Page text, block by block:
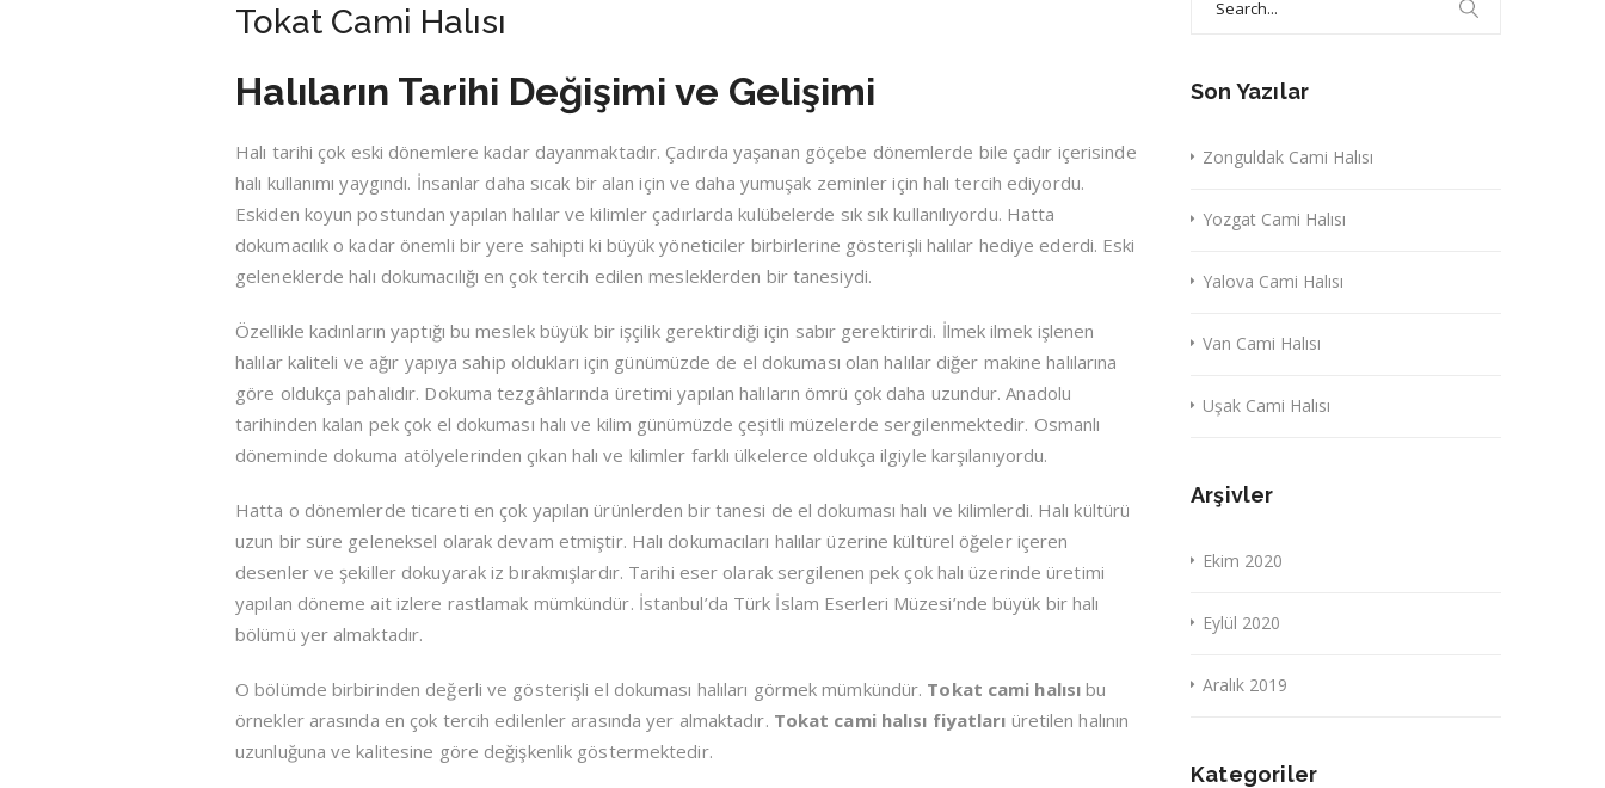
Tokat Cami Halısı
Halıların Tarihi Değişimi ve Gelişimi
Halı tarihi çok eski dönemlere kadar dayanmaktadır. Çadırda yaşanan göçebe dönemlerde bile çadır içerisinde
halı kullanımı yaygındı. İnsanlar daha sıcak bir alan için ve daha yumuşak zeminler için halı tercih ediyordu.
Eskiden koyun postundan yapılan halılar ve kilimler çadırlarda kulübelerde sık sık kullanılıyordu. Hatta
dokumacılık o kadar önemli bir yere sahipti ki büyük yöneticiler birbirlerine gösterişli halılar hediye ederdi. Eski
geleneklerde halı dokumacılığı en çok tercih edilen mesleklerden bir tanesiydi.
Özellikle kadınların yaptığı bu meslek büyük bir işçilik gerektirdiği için sabır gerektirirdi. İlmek ilmek işlenen
halılar kaliteli ve ağır yapıya sahip oldukları için günümüzde de el dokuması olan halılar diğer makine halılarına
göre oldukça pahalıdır. Dokuma tezgâhlarında üretimi yapılan halıların ömrü çok daha uzundur. Anadolu
tarihinden kalan pek çok el dokuması halı ve kilim günümüzde çeşitli müzelerde sergilenmektedir. Osmanlı
döneminde dokuma atölyelerinden çıkan halı ve kilimler farklı ülkelerce oldukça ilgiyle karşılanıyordu.
Hatta o dönemlerde ticareti en çok yapılan ürünlerden bir tanesi de el dokuması halı ve kilimlerdi. Halı kültürü
uzun bir süre geleneksel olarak devam etmiştir. Halı dokumacıları halılar üzerine kültürel öğeler içeren
desenler ve şekiller dokuyarak iz bırakmışlardır. Tarihi eser olarak sergilenen pek çok halı üzerinde üretimi
yapılan döneme ait izlere rastlamak mümkündür. İstanbul’da Türk İslam Eserleri Müzesi’nde büyük bir halı
bölümü yer almaktadır.
O bölümde birbirinden değerli ve gösterişli el dokuması halıları görmek mümkündür. Tokat cami halısı bu
örnekler arasında en çok tercih edilenler arasında yer almaktadır. Tokat cami halısı fiyatları üretilen halının
uzunluğuna ve kalitesine göre değişkenlik göstermektedir.
Son Yazılar
Zonguldak Cami Halısı
Yozgat Cami Halısı
Yalova Cami Halısı
Van Cami Halısı
Uşak Cami Halısı
Arşivler
Ekim 2020
Eylül 2020
Aralık 2019
Kategoriler